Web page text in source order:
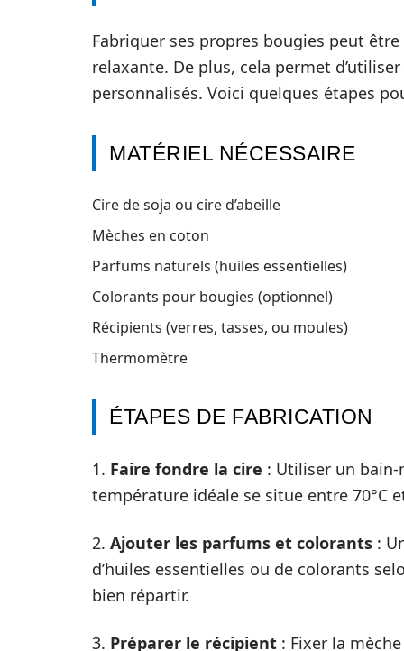
Fabriquer ses propres bougies peut
relaxante. De plus, cela permet
personnalisés. Voici quelques étapes
MATÉRIEL NÉCESSAIRE
Cire de soja ou cire d’abeille
Mèches en coton
Parfums naturels (huiles essentielles)
Colorants pour bougies (optionnel)
Récipients (verres, tasses, ou moules)
Thermomètre
ÉTAPES DE FABRICATION
1. Faire fondre la cire : Utiliser un
température idéale se situe entre 70°C
2. Ajouter les parfums et colorants :
d’huiles essentielles ou de colorants
bien répartir.
3. Préparer le récipient : Fixer la